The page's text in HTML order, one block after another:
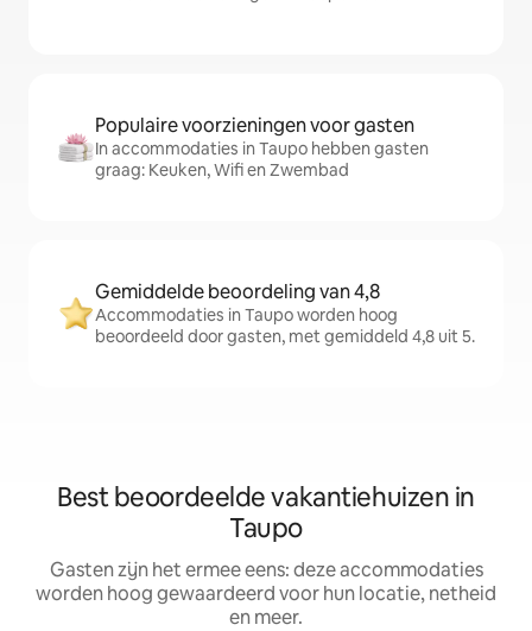
Populaire voorzieningen voor gasten
In accommodaties in Taupo hebben gasten
graag: Keuken, Wifi en Zwembad
Gemiddelde beoordeling van 4,8
Accommodaties in Taupo worden hoog
beoordeeld door gasten, met gemiddeld 4,8 uit 5.
Best beoordeelde vakantiehuizen in
Taupo
Gasten zijn het ermee eens: deze accommodaties
worden hoog gewaardeerd voor hun locatie, netheid
en meer.